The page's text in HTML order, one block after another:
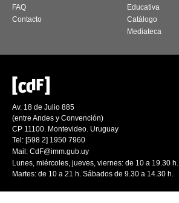
FAQ
Contacto
Educativa
Catálogo
Mediateca
Av. 18 de Julio 885
(entre Andes y Convención)
CP 11100. Montevideo. Uruguay
Tel: [598 2] 1950 7960
Mail: CdF@imm.gub.uy
Lunes, miércoles, jueves, viernes: de 10 a 19.30 h.
Martes: de 10 a 21 h. Sábados de 9.30 a 14.30 h.